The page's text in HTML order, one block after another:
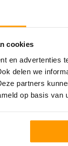
cookies
en advertenties
delen we
partners
op basis van
één van
toch sprake
Dan